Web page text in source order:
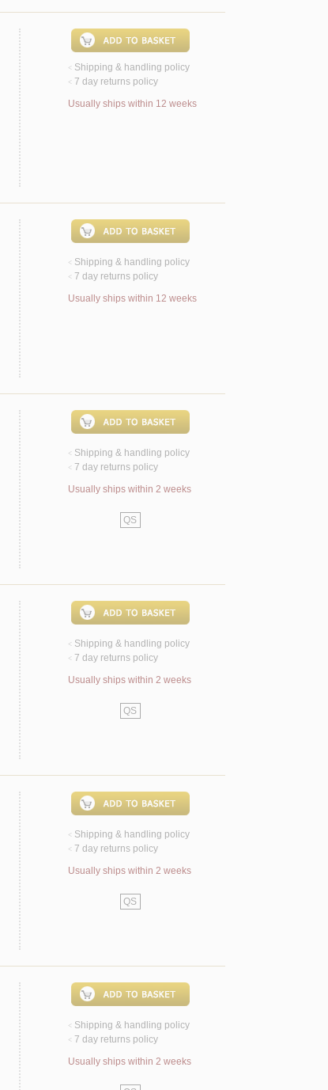
< Shipping & handling policy
< 7 day returns policy
Usually ships within 12 weeks
< Shipping & handling policy
< 7 day returns policy
Usually ships within 12 weeks
< Shipping & handling policy
< 7 day returns policy
Usually ships within 2 weeks
QS
< Shipping & handling policy
< 7 day returns policy
Usually ships within 2 weeks
QS
< Shipping & handling policy
< 7 day returns policy
Usually ships within 2 weeks
QS
< Shipping & handling policy
< 7 day returns policy
Usually ships within 2 weeks